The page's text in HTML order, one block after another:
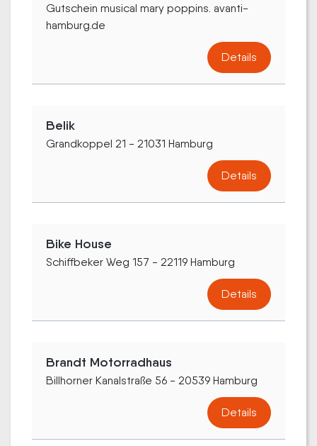
Gutschein musical mary poppins. avanti-
hamburg.de
Details
Belik
Grandkoppel 21 - 21031 Hamburg
Details
Bike House
Schiffbeker Weg 157 - 22119 Hamburg
Details
Brandt Motorradhaus
Billhorner Kanalstraße 56 - 20539 Hamburg
Details